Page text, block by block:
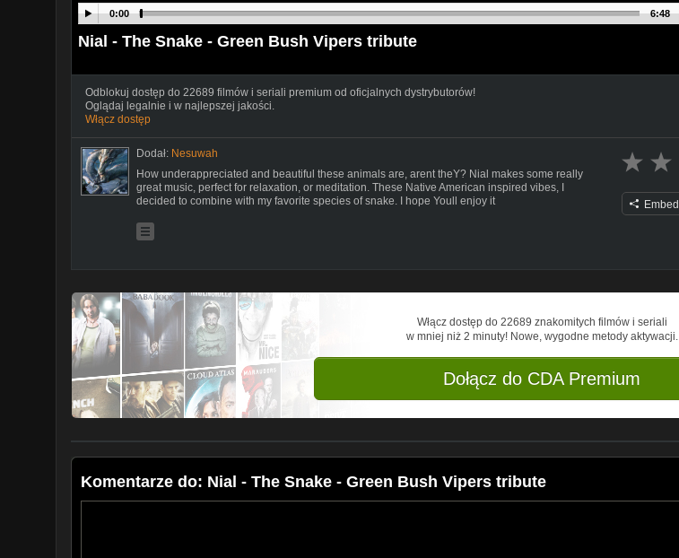
0:00 6:48
Nial - The Snake - Green Bush Vipers tribute
Odblokuj dostęp do 22689 filmów i seriali premium od oficjalnych dystrybutorów!
Oglądaj legalnie i w najlepszej jakości.
Włącz dostęp
Dodał: Nesuwah
How underappreciated and beautiful these animals are, arent theY? Nial makes some really
great music, perfect for relaxation, or meditation. These Native American inspired vibes, I
decided to combine with my favorite species of snake. I hope Youll enjoy it
Embed
Włącz dostęp do 22689 znakomitych filmów i seriali
w mniej niż 2 minuty! Nowe, wygodne metody aktywacji.
Dołącz do CDA Premium
Komentarze do: Nial - The Snake - Green Bush Vipers tribute